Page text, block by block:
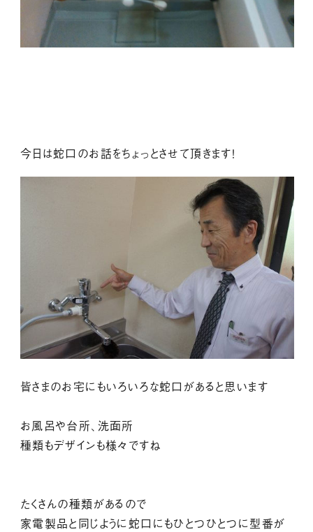
今日は蛇口のお話をちょっとさせて頂きます！
皆さまのお宅にもいろいろな蛇口があると思います
お風呂や台所、洗面所
種類もデザインも様々ですね
たくさんの種類があるので
家電製品と同じように蛇口にもひとつひとつに型番が